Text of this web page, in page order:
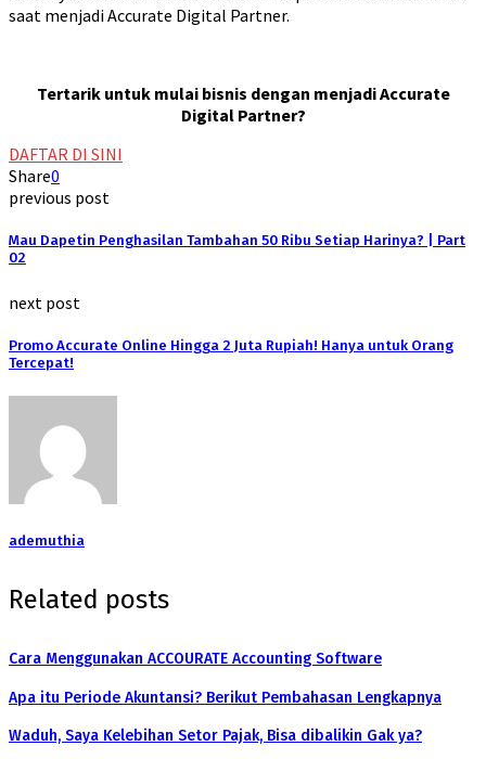
saat menjadi Accurate Digital Partner.
Tertarik untuk mulai bisnis dengan menjadi Accurate
Digital Partner?
DAFTAR DI SINI
Share0
previous post
Mau Dapetin Penghasilan Tambahan 50 Ribu Setiap Harinya? | Part
02
next post
Promo Accurate Online Hingga 2 Juta Rupiah! Hanya untuk Orang
Tercepat!
ademuthia
Related posts
Cara Menggunakan ACCOURATE Accounting Software
Apa itu Periode Akuntansi? Berikut Pembahasan Lengkapnya
Waduh, Saya Kelebihan Setor Pajak, Bisa dibalikin Gak ya?